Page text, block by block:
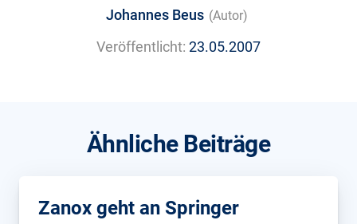
Johannes Beus (Autor)
Veröffentlicht: 23.05.2007
Ähnliche Beiträge
Zanox geht an Springer